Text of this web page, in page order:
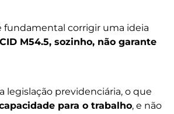
fundamental corrigir uma ideia
M54.5, sozinho, não garante
legislação previdenciária, o que
para o trabalho, e não